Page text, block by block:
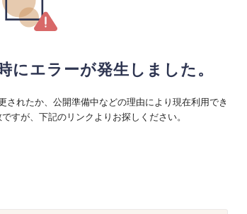
にエラーが発生しました。
されたか、公開準備中などの理由により現在利用でき
すが、下記のリンクよりお探しください。